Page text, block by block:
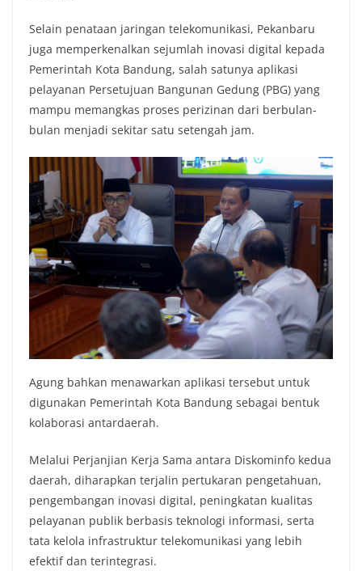
Selain penataan jaringan telekomunikasi, Pekanbaru
juga memperkenalkan sejumlah inovasi digital kepada
Pemerintah Kota Bandung, salah satunya aplikasi
pelayanan Persetujuan Bangunan Gedung (PBG) yang
mampu memangkas proses perizinan dari berbulan-
bulan menjadi sekitar satu setengah jam.
Agung bahkan menawarkan aplikasi tersebut untuk
digunakan Pemerintah Kota Bandung sebagai bentuk
kolaborasi antardaerah.
Melalui Perjanjian Kerja Sama antara Diskominfo kedua
daerah, diharapkan terjalin pertukaran pengetahuan,
pengembangan inovasi digital, peningkatan kualitas
pelayanan publik berbasis teknologi informasi, serta
tata kelola infrastruktur telekomunikasi yang lebih
efektif dan terintegrasi.